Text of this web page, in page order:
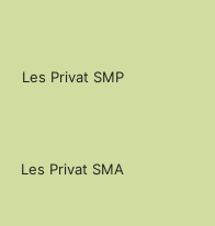
Les Privat SMP
Les Privat SMA